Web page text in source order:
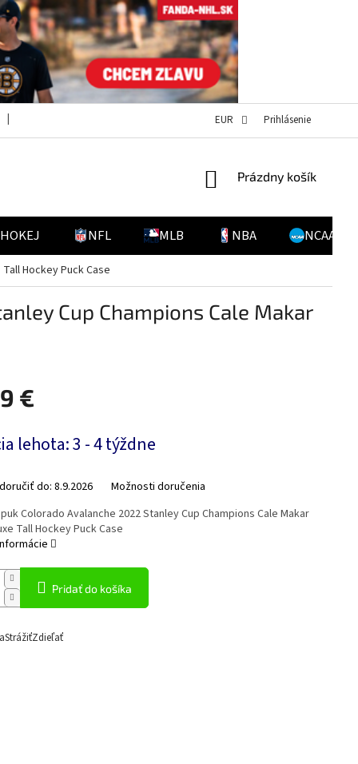
POVINNOSŤ ÚHRADY NÁKLADOV PRI
EUR Prihlásenie
NÁKUPNÝ
Prázdny košík
NFL MLB NBA NCAA
Hockey Puck Case
Cup Champions Cale Makar
€
lehota: 3 - 4 týždne
do: 8.9.2026 Možnosti doručenia
Pridať do košíka
Colorado Avalanche 2022 Stanley Cup Champions Cale Makar
Tall Hockey Puck Case
StrážiťZdieľať